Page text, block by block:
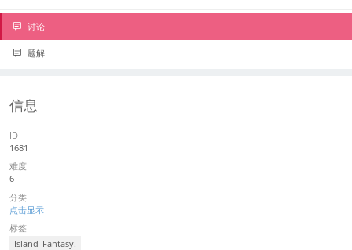
讨论
题解
信息
ID
1681
难度
6
分类
点击显示
标签
Island_Fantasy.